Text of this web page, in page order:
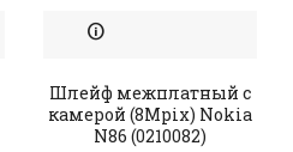
Шлейф межплатный с
камерой (8Mpix) Nokia
N86 (0210082)